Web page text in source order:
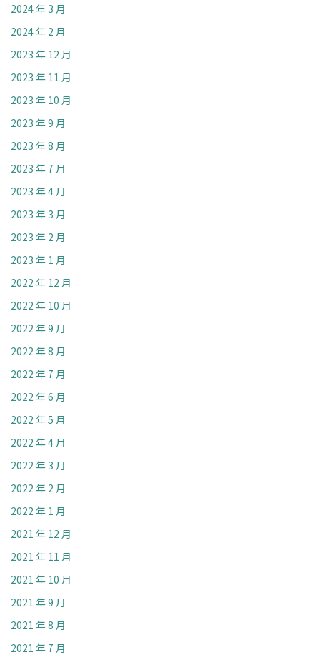
2024 年 3 月
2024 年 2 月
2023 年 12 月
2023 年 11 月
2023 年 10 月
2023 年 9 月
2023 年 8 月
2023 年 7 月
2023 年 4 月
2023 年 3 月
2023 年 2 月
2023 年 1 月
2022 年 12 月
2022 年 10 月
2022 年 9 月
2022 年 8 月
2022 年 7 月
2022 年 6 月
2022 年 5 月
2022 年 4 月
2022 年 3 月
2022 年 2 月
2022 年 1 月
2021 年 12 月
2021 年 11 月
2021 年 10 月
2021 年 9 月
2021 年 8 月
2021 年 7 月